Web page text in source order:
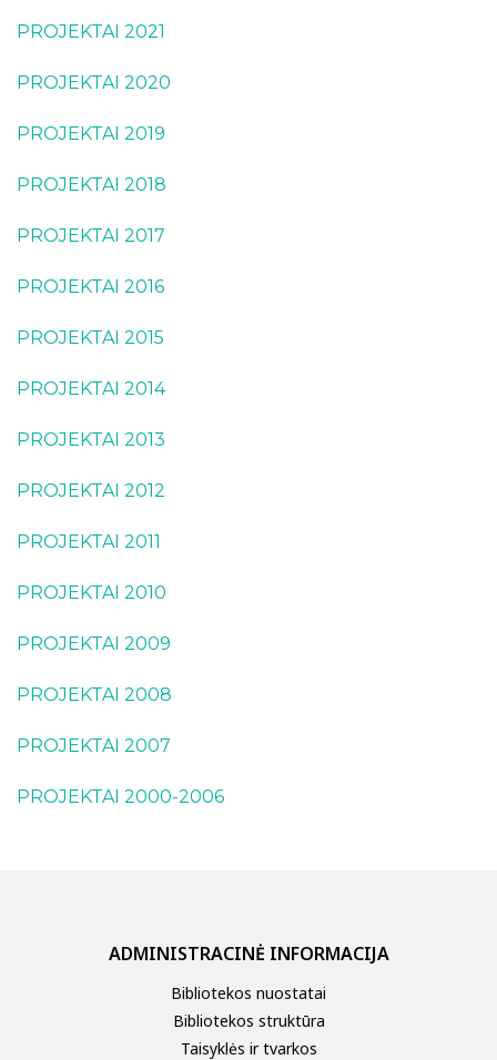
Kraštotyrinės virtualios parodos
Piligrimų keliai Kauno rajone
Edukacijos vaikams
Būreliai ir klubai
Renginių transliacijos
Vaizdo įrašai
Apdovanojimai
Projektai
2026
2025
2022
2021
2020
2017
2016
2012
2011
PROJEKTAI 2021
PROJEKTAI 2020
PROJEKTAI 2019
PROJEKTAI 2018
PROJEKTAI 2017
PROJEKTAI 2016
PROJEKTAI 2015
PROJEKTAI 2014
PROJEKTAI 2013
PROJEKTAI 2012
PROJEKTAI 2011
PROJEKTAI 2010
PROJEKTAI 2009
PROJEKTAI 2008
PROJEKTAI 2007
PROJEKTAI 2000-2006
ADMINISTRACINĖ INFORMACIJA
Bibliotekos nuostatai
Bibliotekos struktūra
Taisyklės ir tvarkos